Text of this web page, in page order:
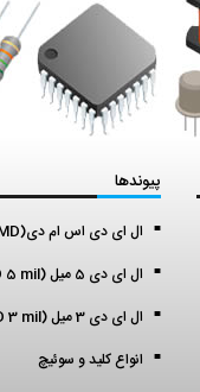
پیوندها
ال ای دی اس ام دی(LED SMD)?adtxfo2
ال ای دی 5 میل (LED 5 mil)
ال ای دی 3 میل (LED 3 mil)
انواع کلید و سوئیچ